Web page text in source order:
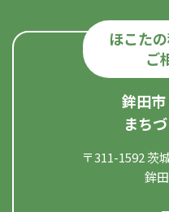
ほこた
ご
鉾田
まち
〒311-1592 茨
鉾